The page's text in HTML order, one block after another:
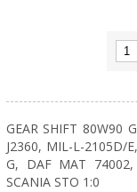
GEAR SHIFT 80W90
J2360, MIL-L-2105D/
G, DAF MAT
SCANIA STO 1:0